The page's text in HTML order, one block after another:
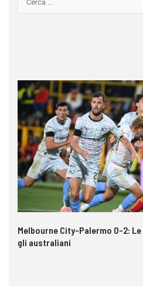
Melbourne City-Palermo 0-2:
gli australiani